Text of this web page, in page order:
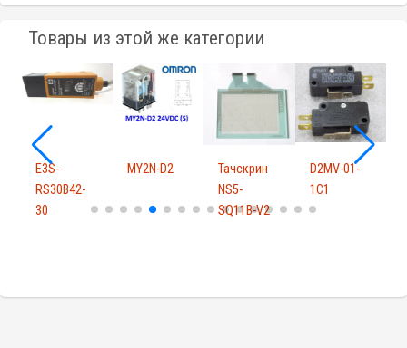
Товары из этой же категории
E3S-
RS30B42-
30
MY2N-D2
Тачскрин
NS5-
SQ11B-V2
D2MV-01-
1C1